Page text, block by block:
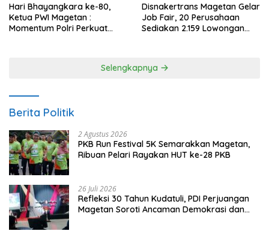
Hari Bhayangkara ke-80,
Ketua PWI Magetan :
Momentum Polri Perkuat
Disnakertrans Magetan Gelar
Job Fair, 20 Perusahaan
Sediakan 2.159 Lowongan
Selengkapnya
Berita Politik
2 Agustus 2026
PKB Run Festival 5K Semarakkan Magetan,
Ribuan Pelari Rayakan HUT ke-28 PKB
26 Juli 2026
Refleksi 30 Tahun Kudatuli, PDI Perjuangan
Magetan Soroti Ancaman Demokrasi dan